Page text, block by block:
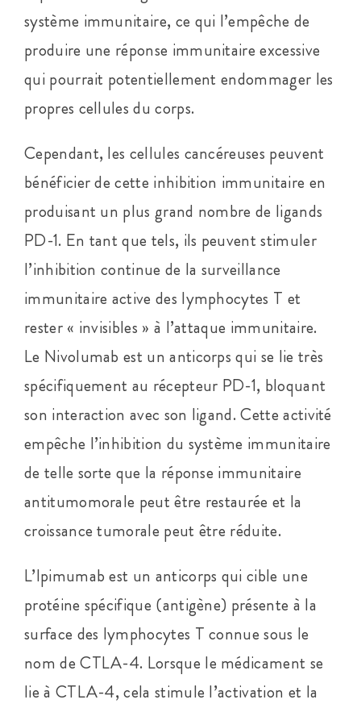
système immunitaire, ce qui l’empêche de
produire une réponse immunitaire excessive
qui pourrait potentiellement endommager les
propres cellules du corps.
Cependant, les cellules cancéreuses peuvent
bénéficier de cette inhibition immunitaire en
produisant un plus grand nombre de ligands
PD-1. En tant que tels, ils peuvent stimuler
l’inhibition continue de la surveillance
immunitaire active des lymphocytes T et
rester « invisibles » à l’attaque immunitaire.
Le Nivolumab est un anticorps qui se lie très
spécifiquement au récepteur PD-1, bloquant
son interaction avec son ligand. Cette activité
empêche l’inhibition du système immunitaire
de telle sorte que la réponse immunitaire
antitumomorale peut être restaurée et la
croissance tumorale peut être réduite.
L’lpimumab est un anticorps qui cible une
protéine spécifique (antigène) présente à la
surface des lymphocytes T connue sous le
nom de CTLA-4. Lorsque le médicament se
lie à CTLA-4, cela stimule l’activation et la